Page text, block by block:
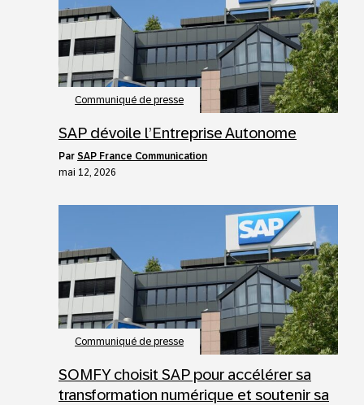
Communiqué de presse
SAP dévoile l’Entreprise Autonome
par SAP France Communication
mai 12, 2026
Communiqué de presse
SOMFY choisit SAP pour accélérer sa
transformation numérique et soutenir sa